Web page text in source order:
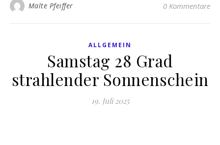
Malte Pfeiffer 0 Kommentare
ALLGEMEIN
Samstag 28 Grad
strahlender Sonnenschein
19. Juli 2025